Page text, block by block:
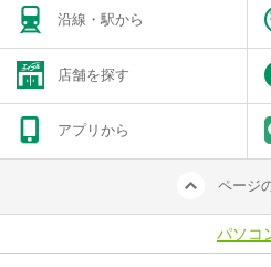
沿線・駅から
店舗を探す
アプリから
ページ
パソコ